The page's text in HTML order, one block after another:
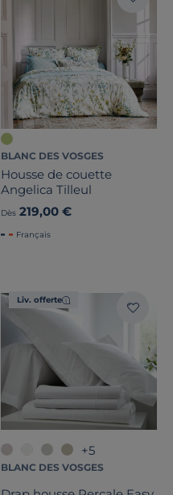
BLANC DES VOSGES
Housse de couette
Angelica Tilleul
Dès 219,00 €
Français
Liv. offerte
+5
BLANC DES VOSGES